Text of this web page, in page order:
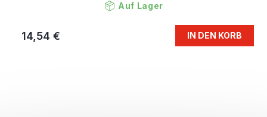
Auf Lager
14,54 € IN DEN KORB